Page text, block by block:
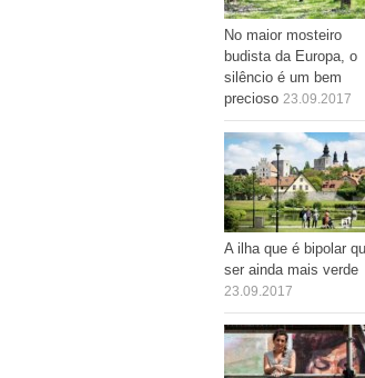
No maior mosteiro
budista da Europa, o
silêncio é um bem
precioso 23.09.2017
A ilha que é bipolar
ser ainda mais verde
23.09.2017